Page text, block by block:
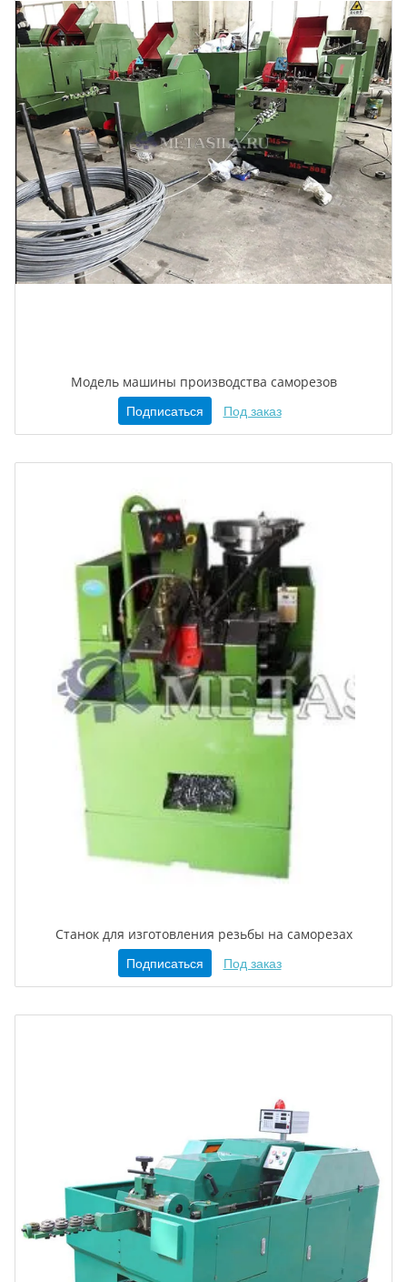
Модель машины производства саморезов
Подписаться Под заказ
Станок для изготовления резьбы на саморезах
Подписаться Под заказ